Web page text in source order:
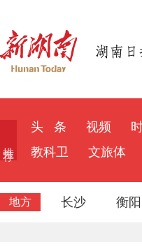
头 条 视频
教科卫
文旅体
地方 长沙 衡阳